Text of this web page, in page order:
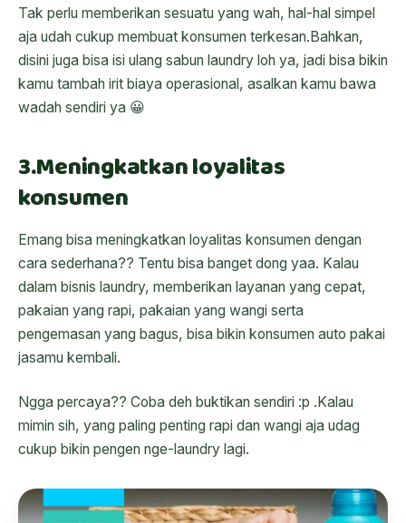
Tak perlu memberikan sesuatu yang wah, hal-hal simpel
aja udah cukup membuat konsumen terkesan.Bahkan,
disini juga bisa isi ulang sabun laundry loh ya, jadi bisa bikin
kamu tambah irit biaya operasional, asalkan kamu bawa
wadah sendiri ya 😀
3.Meningkatkan loyalitas
konsumen
Emang bisa meningkatkan loyalitas konsumen dengan
cara sederhana?? Tentu bisa banget dong yaa. Kalau
dalam bisnis laundry, memberikan layanan yang cepat,
pakaian yang rapi, pakaian yang wangi serta
pengemasan yang bagus, bisa bikin konsumen auto pakai
jasamu kembali.
Ngga percaya?? Coba deh buktikan sendiri :p .Kalau
mimin sih, yang paling penting rapi dan wangi aja udag
cukup bikin pengen nge-laundry lagi.